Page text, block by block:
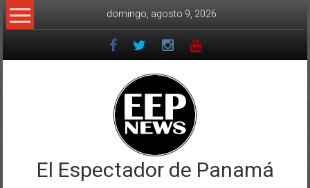
Saltar
al
domingo, agosto 9, 2026
El Espectador de Panamá